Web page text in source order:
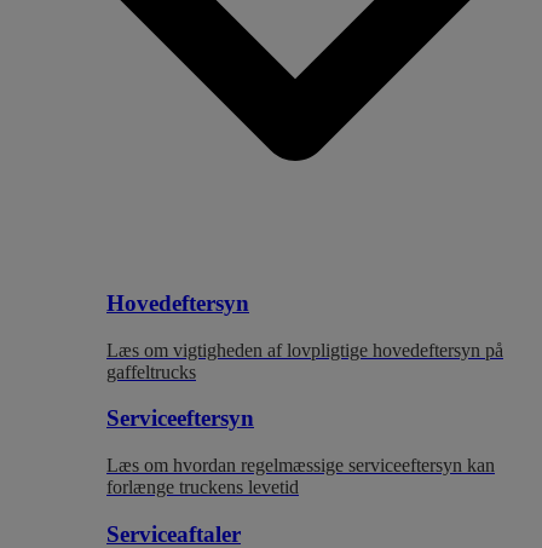
Hovedeftersyn
Læs om vigtigheden af lovpligtige hovedeftersyn på
gaffeltrucks
Serviceeftersyn
Læs om hvordan regelmæssige serviceeftersyn kan
forlænge truckens levetid
Serviceaftaler